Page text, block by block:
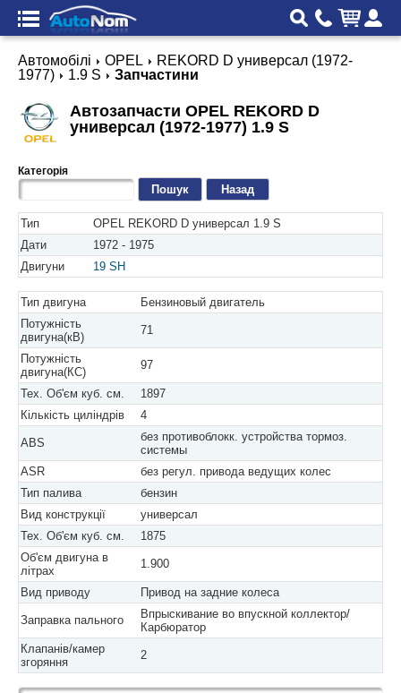
Автомобілі OPEL
REKORD D универсал (1972-
1977)
1.9 S Запчастини
Автозапчасти OPEL REKORD D
универсал (1972-1977) 1.9 S
Категорія
Назад
Тип
OPEL REKORD D универсал 1.9 S
Дати
1972 - 1975
Двигуни
19 SH
Тип двигуна
Бензиновый двигатель
Потужність
двигуна(кВ)
71
Потужність
двигуна(КС)
97
Тех. Об'єм куб. см.
1897
Кількість циліндрів
4
ABS
без противоблокк. устройства тормоз.
системы
ASR
без регул. привода ведущих колес
Тип палива
бензин
Вид конструкції
универсал
Тех. Об'єм куб. см.
1875
Об'єм двигуна в
літрах
1.900
Вид приводу Привод на задние колеса
Заправка пального
Впрыскивание во впускной коллектор/
Карбюратор
Клапанів/камер
згоряння
2